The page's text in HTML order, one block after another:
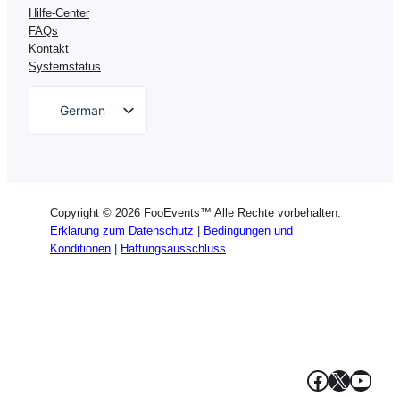
Hilfe-Center
FAQs
Kontakt
Systemstatus
German
Italian
Portuguese
Copyright © 2026 FooEvents™ Alle Rechte vorbehalten.
Erklärung zum Datenschutz
Bedingungen und
Konditionen
Haftungsausschluss
Facebook
X